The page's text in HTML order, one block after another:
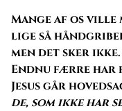
Mange af os ville
lige så
men det sker
Endnu færre har
Jesus går
de, som ikke har